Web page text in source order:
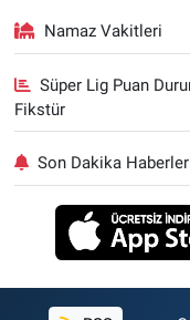
Namaz Vakitleri
Süper Lig Puan
Fikstür
Son Dakika